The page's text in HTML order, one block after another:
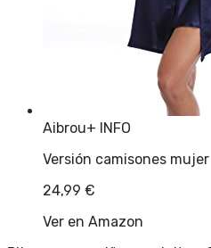
Aibrou+ INFO
Versión camisones
24,99 €
Ver en Amazon